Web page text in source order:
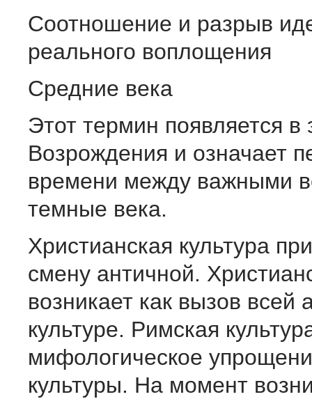
Соотношение и разрыв
реального воплощения
Средние века
Этот термин появляется в
Возрождения и означает
времени между важными
темные века.
Христианская культура
смену античной.
возникает как вызов всей
культуре. Римская
мифологическое
культуры. На момент